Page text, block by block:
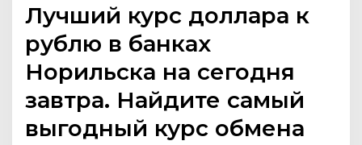
Лучший курс доллара к
рублю в банках
Норильска на сегодня
завтра. Найдите самый
выгодный курс обмена